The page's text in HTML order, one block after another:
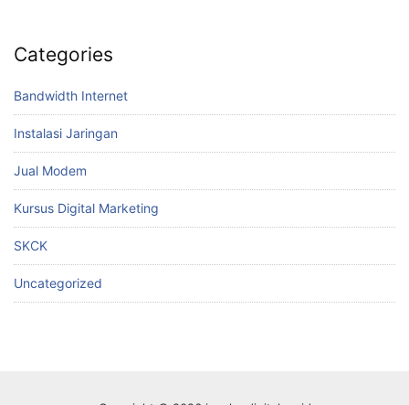
Categories
Bandwidth Internet
Instalasi Jaringan
Jual Modem
Kursus Digital Marketing
SKCK
Uncategorized